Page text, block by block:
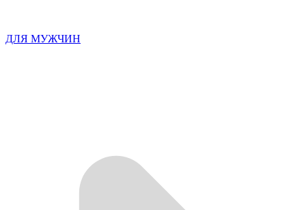
ДЛЯ МУЖЧИН